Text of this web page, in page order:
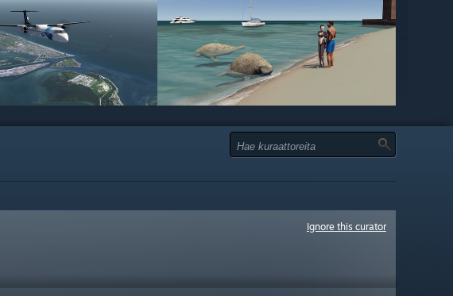
Ignore this curator